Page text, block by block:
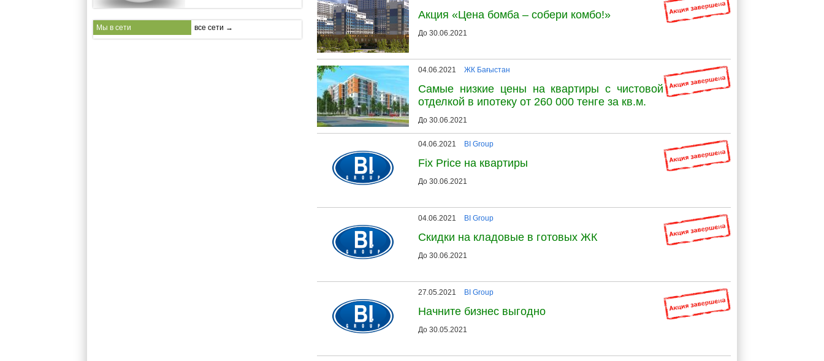
Акция «Цена бомба – собери комбо!»
До 30.06.2021
04.06.2021 ЖК Бағыстан
Самые низкие цены на квартиры с чистовой
отделкой в ипотеку от 260 000 тенге за кв.м.
До 30.06.2021
04.06.2021 BI Group
Fix Price на квартиры
До 30.06.2021
04.06.2021 BI Group
Скидки на кладовые в готовых ЖК
До 30.06.2021
27.05.2021 BI Group
Начните бизнес выгодно
До 30.05.2021
Мы в сети все сети →